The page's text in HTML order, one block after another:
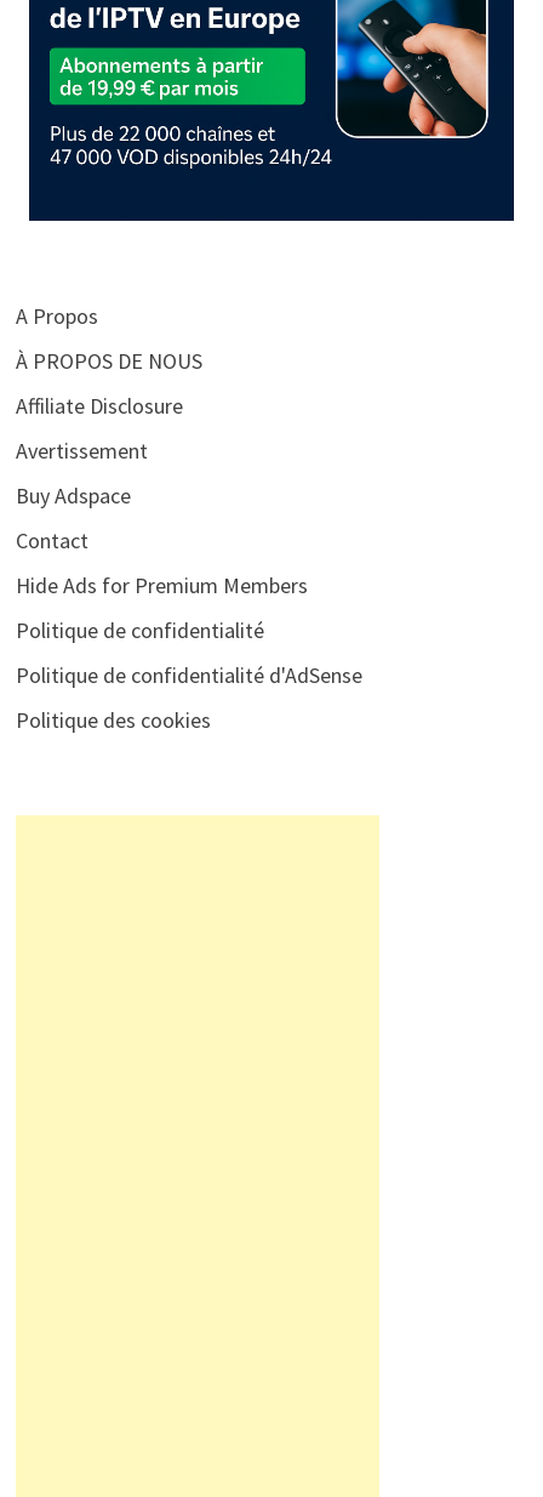
A Propos
À PROPOS DE NOUS
Affiliate Disclosure
Avertissement
Buy Adspace
Contact
Hide Ads for Premium Members
Politique de confidentialité
Politique de confidentialité d'AdSense
Politique des cookies